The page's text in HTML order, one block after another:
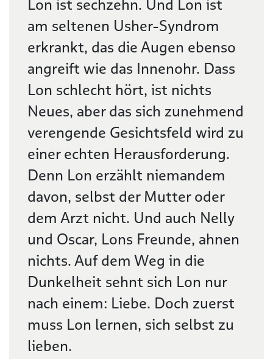
Beschreibung
Lon ist sechzehn. Und Lon ist
am seltenen Usher-Syndrom
erkrankt, das die Augen ebenso
angreift wie das Innenohr. Dass
Lon schlecht hört, ist nichts
Neues, aber das sich zunehmend
verengende Gesichtsfeld wird zu
einer echten Herausforderung.
Denn Lon erzählt niemandem
davon, selbst der Mutter oder
dem Arzt nicht. Und auch Nelly
und Oscar, Lons Freunde, ahnen
nichts. Auf dem Weg in die
Dunkelheit sehnt sich Lon nur
nach einem: Liebe. Doch zuerst
muss Lon lernen, sich selbst zu
lieben.